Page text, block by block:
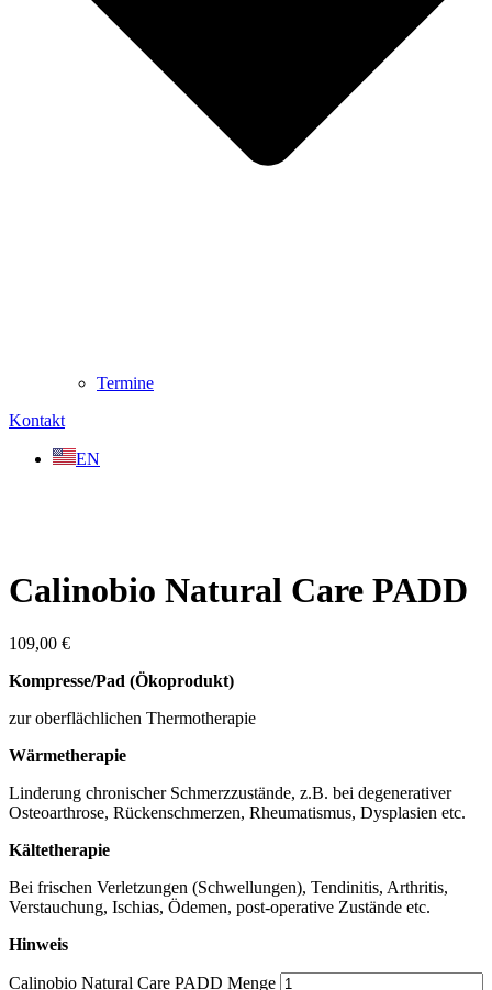
Termine
Kontakt
EN
Calinobio Natural Care PADD
109,00 €
Kompresse/Pad (Ökoprodukt)
zur oberflächlichen Thermotherapie
Wärmetherapie
Linderung chronischer Schmerzzustände, z.B. bei degenerativer
Osteoarthrose, Rückenschmerzen, Rheumatismus, Dysplasien etc.
Kältetherapie
Bei frischen Verletzungen (Schwellungen), Tendinitis, Arthritis,
Verstauchung, Ischias, Ödemen, post-operative Zustände etc.
Hinweis
Calinobio Natural Care PADD Menge